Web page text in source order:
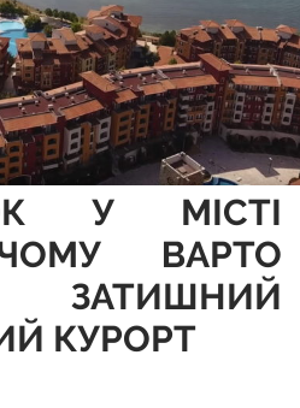
У МІСТІ
ВАРТО
ЗАТИШНИЙ
КУРОРТ